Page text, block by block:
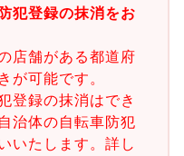
犯登録の抹消をお
店舗がある都道府
が可能です。
登録の抹消はでき
治体の自転車防犯
いたします。詳し